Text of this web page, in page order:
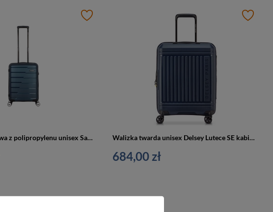
Walizka kabinowa z polipropylenu unisex Saxoline Bliss twarda mała navy Walizka twarda unisex Delsey Lutece SE kabinowa mała 55 cm granatowa
684,00 zł